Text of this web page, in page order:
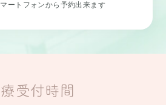
ートフォンから予約出来ます
受付時間